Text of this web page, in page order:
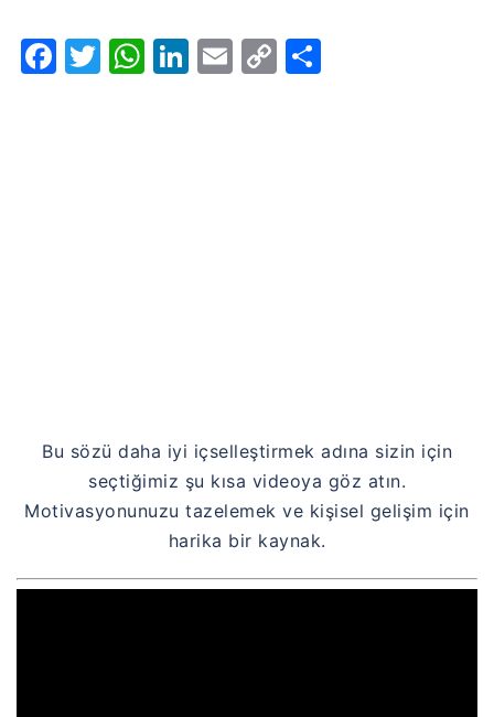
Facebook
Twitter
WhatsApp
LinkedIn
Email
Copy
Bu sözü daha iyi içselleştirmek adına sizin için
seçtiğimiz şu kısa videoya göz atın.
Motivasyonunuzu tazelemek ve kişisel gelişim için
harika bir kaynak.